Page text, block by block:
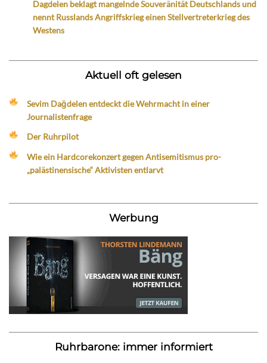
Dagdelen beklagt mangelnde Souveränität Deutschlands und
nennt Russlands Angriffskrieg einen Stellvertreterkrieg des
Westens
Aktuell oft gelesen
Sevim Dağdelen entdeckt die Wehrmacht in einer
Journalistenfrage
Der Ruhrpilot
Wie ein Hardcorekonzert gegen Antisemitismus pro-
„palästinensische“ Aktivisten entlarvt
Werbung
Ruhrbarone: immer informiert